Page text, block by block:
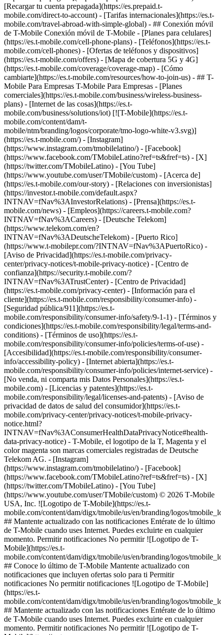
[Recargar tu cuenta prepagada](https://es.prepaid.t-
mobile.com/direct-to-account) - [Tarifas internacionales](https://es.t-
mobile.com/travel-abroad-with-simple-global) - ## Conexión móvil
de T-Mobile Conexión móvil de T-Mobile - [Planes para celulares]
(https://es.t-mobile.com/cell-phone-plans) - [Teléfonos](https://es.t-
mobile.com/cell-phones) - [Ofertas de teléfonos y dispositivos]
(https://es.t-mobile.com/offers) - [Mapa de cobertura 5G y 4G]
(https://es.t-mobile.com/coverage/coverage-map) - [Cómo
cambiarte](https://es.t-mobile.com/resources/how-to-join-us) - ## T-
Mobile Para Empresas T-Mobile Para Empresas - [Planes
comerciales](https://es.t-mobile.com/business/wireless-business-
plans) - [Internet de las cosas](https://es.t-
mobile.com/business/solutions/iot) [![T-Mobile](https://es.t-
mobile.com/content/dam/t-
mobile/ntm/branding/logos/corporate/tmo-logo-white-v3.svg)]
(https://es.t-mobile.com/) - [Instagram]
(https://www.instagram.com/tmobilelatino/) - [Facebook]
(https://www.facebook.com/TMobileLatino?ref=ts&fref=ts) - [X]
(https://twitter.com/TMobileLatino) - [You Tube]
(https://www.youtube.com/user/TMobile/custom) - [Acerca de]
(https://es.t-mobile.com/our-story) - [Relaciones con inversionistas]
(https://investor.t-mobile.com/default.aspx?
INTNAV=fNav%3AInvestorRelations) - [Prensa](https://es.t-
mobile.com/news) - [Empleos](https://careers.t-mobile.com?
INTNAV=fNav%3ACareers) - [Deutsche Telekom]
(https://www.telekom.com/en?
INTNAV=fNav%3ADeutscheTelekom) - [Puerto Rico]
(https://www.t-mobilepr.com/?INTNAV=fNav%3APuertoRico) -
[Aviso de Privacidad](https://es.t-mobile.com/privacy-
center/privacy-notices/t-mobile-privacy-notice) - [Centro de
confianza](https://security.t-mobile.com/?
INTNAV=fNav%3ATrustCenter) - [Centro de Privacidad]
(https://es.t-mobile.com/privacy-center) - [Información para el
cliente](https://es.t-mobile.com/responsibility/consumer-info) -
[Seguridad pública/911](https://es.t-
mobile.com/responsibility/consumer-info/safety/9-1-1) - [Términos y
condiciones](https://es.t-mobile.com/responsibility/legal/terms-and-
conditions) - [Términos de uso](https://es.t-
mobile.com/responsibility/consumer-info/policies/terms-of-use) -
[Accesibilidad](https://es.t-mobile.com/responsibility/consumer-
info/accessibility-policy) - [Internet abierta](https://es.t-
mobile.com/responsibility/consumer-info/policies/internet-service) -
[No venda, ni comparta mis Datos Personales](https://es.t-
mobile.com) - [Licencias y patentes](https://es.t-
mobile.com/responsibility/legal/licenses-and-patents) - [Aviso de
privacidad de datos de salud del consumidor](https://es.t-
mobile.com/privacy-center/privacy-notices/t-mobile-privacy-
notice.html?
INTNAV=fNav%3AConsumerHealthDataPrivacyNotice#health-
data-privacy-notice) - T-Mobile, el logotipo de la T, Magenta y el
color magenta son marcas comerciales registradas de Deutsche
Telekom AG. - [Instagram]
(https://www.instagram.com/tmobilelatino/) - [Facebook]
(https://www.facebook.com/TMobileLatino?ref=ts&fref=ts) - [X]
(https://twitter.com/TMobileLatino) - [You Tube]
(https://www.youtube.com/user/TMobile/custom) © 2026 T‑Mobile
USA, Inc. ![Logotipo de T-Mobile](https://es.t-
mobile.com/content/dam/digx/tmobile/us/en/branding/logos/
## Mantente actualizado con las notificaciones Entérate de lo último
de T-Mobile cuando uses Internet. Puedes excluirte en cualquier
momento. Permitir notificaciones No permitir ![Logotipo de T-
Mobile](https://es.t-
mobile.com/content/dam/digx/tmobile/us/en/branding/logos/
## Conoce lo último de T-Mobile Mantente actualizado con
notificaciones que incluyen ofertas solo para ti Permitir
notificaciones No permitir notificaciones ![Logotipo de T-Mobile]
(https://es.t-
mobile.com/content/dam/digx/tmobile/us/en/branding/logos/
## Mantente actualizado con las notificaciones Entérate de lo último
de T-Mobile cuando uses Internet. Puedes excluirte en cualquier
momento. Permitir notificaciones No permitir ![Logotipo de T-